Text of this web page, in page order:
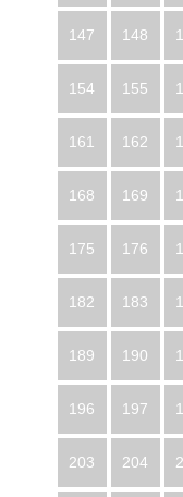
147 148
154 155
161 162
168 169
175 176
182 183
189 190
196 197
203 204